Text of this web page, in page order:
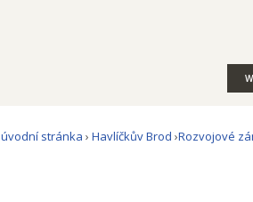
úvodní stránka › Havlíčkův Brod ›Rozvojové